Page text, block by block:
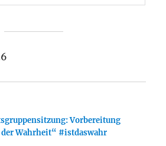
Vorbereitung
Wahrheit“ #istdaswahr